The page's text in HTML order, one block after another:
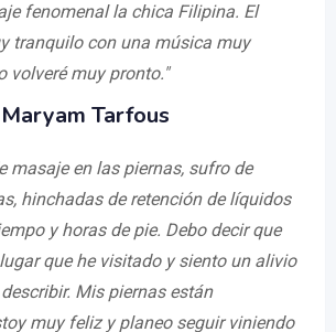
fenomenal la chica Filipina. El
tranquilo con una música muy
volveré muy pronto."
Maryam Tarfous
masaje en las piernas, sufro de
hinchadas de retención de líquidos
y horas de pie. Debo decir que
que he visitado y siento un alivio
Mis piernas están
muy feliz y planeo seguir viniendo